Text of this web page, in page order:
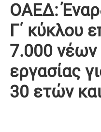
ΟΑΕΔ:
Γ΄ κύκλου
7.000
εργασίας
30 ετών